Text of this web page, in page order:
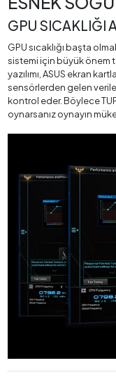
GPU SICAKLIĞI
GPU sıcaklığı başta
sistemi için büyük önem
yazılımı, ASUS ekran
sensörlerden gelen
kontrol eder. Böylece
oynarsanız oynayın